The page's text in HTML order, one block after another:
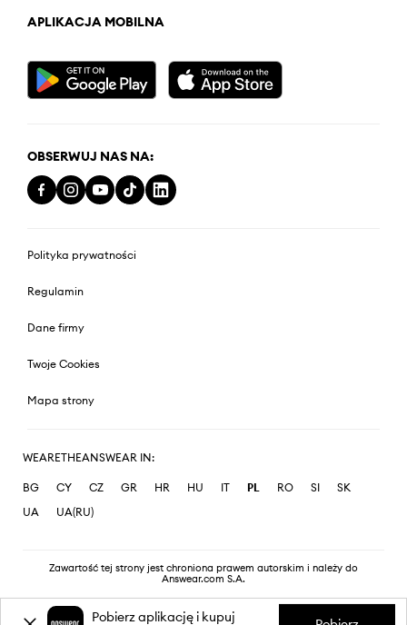
APLIKACJA MOBILNA
OBSERWUJ NAS NA:
Polityka prywatności
Regulamin
Dane firmy
Twoje Cookies
Mapa strony
WEARETHEANSWEAR IN:
BG CY CZ GR HR HU IT PL RO SI
SK
UA
UA(RU)
Zawartość tej strony jest chroniona prawem autorskim i należy do
Answear.com S.A.
Pobierz aplikację i kupuj